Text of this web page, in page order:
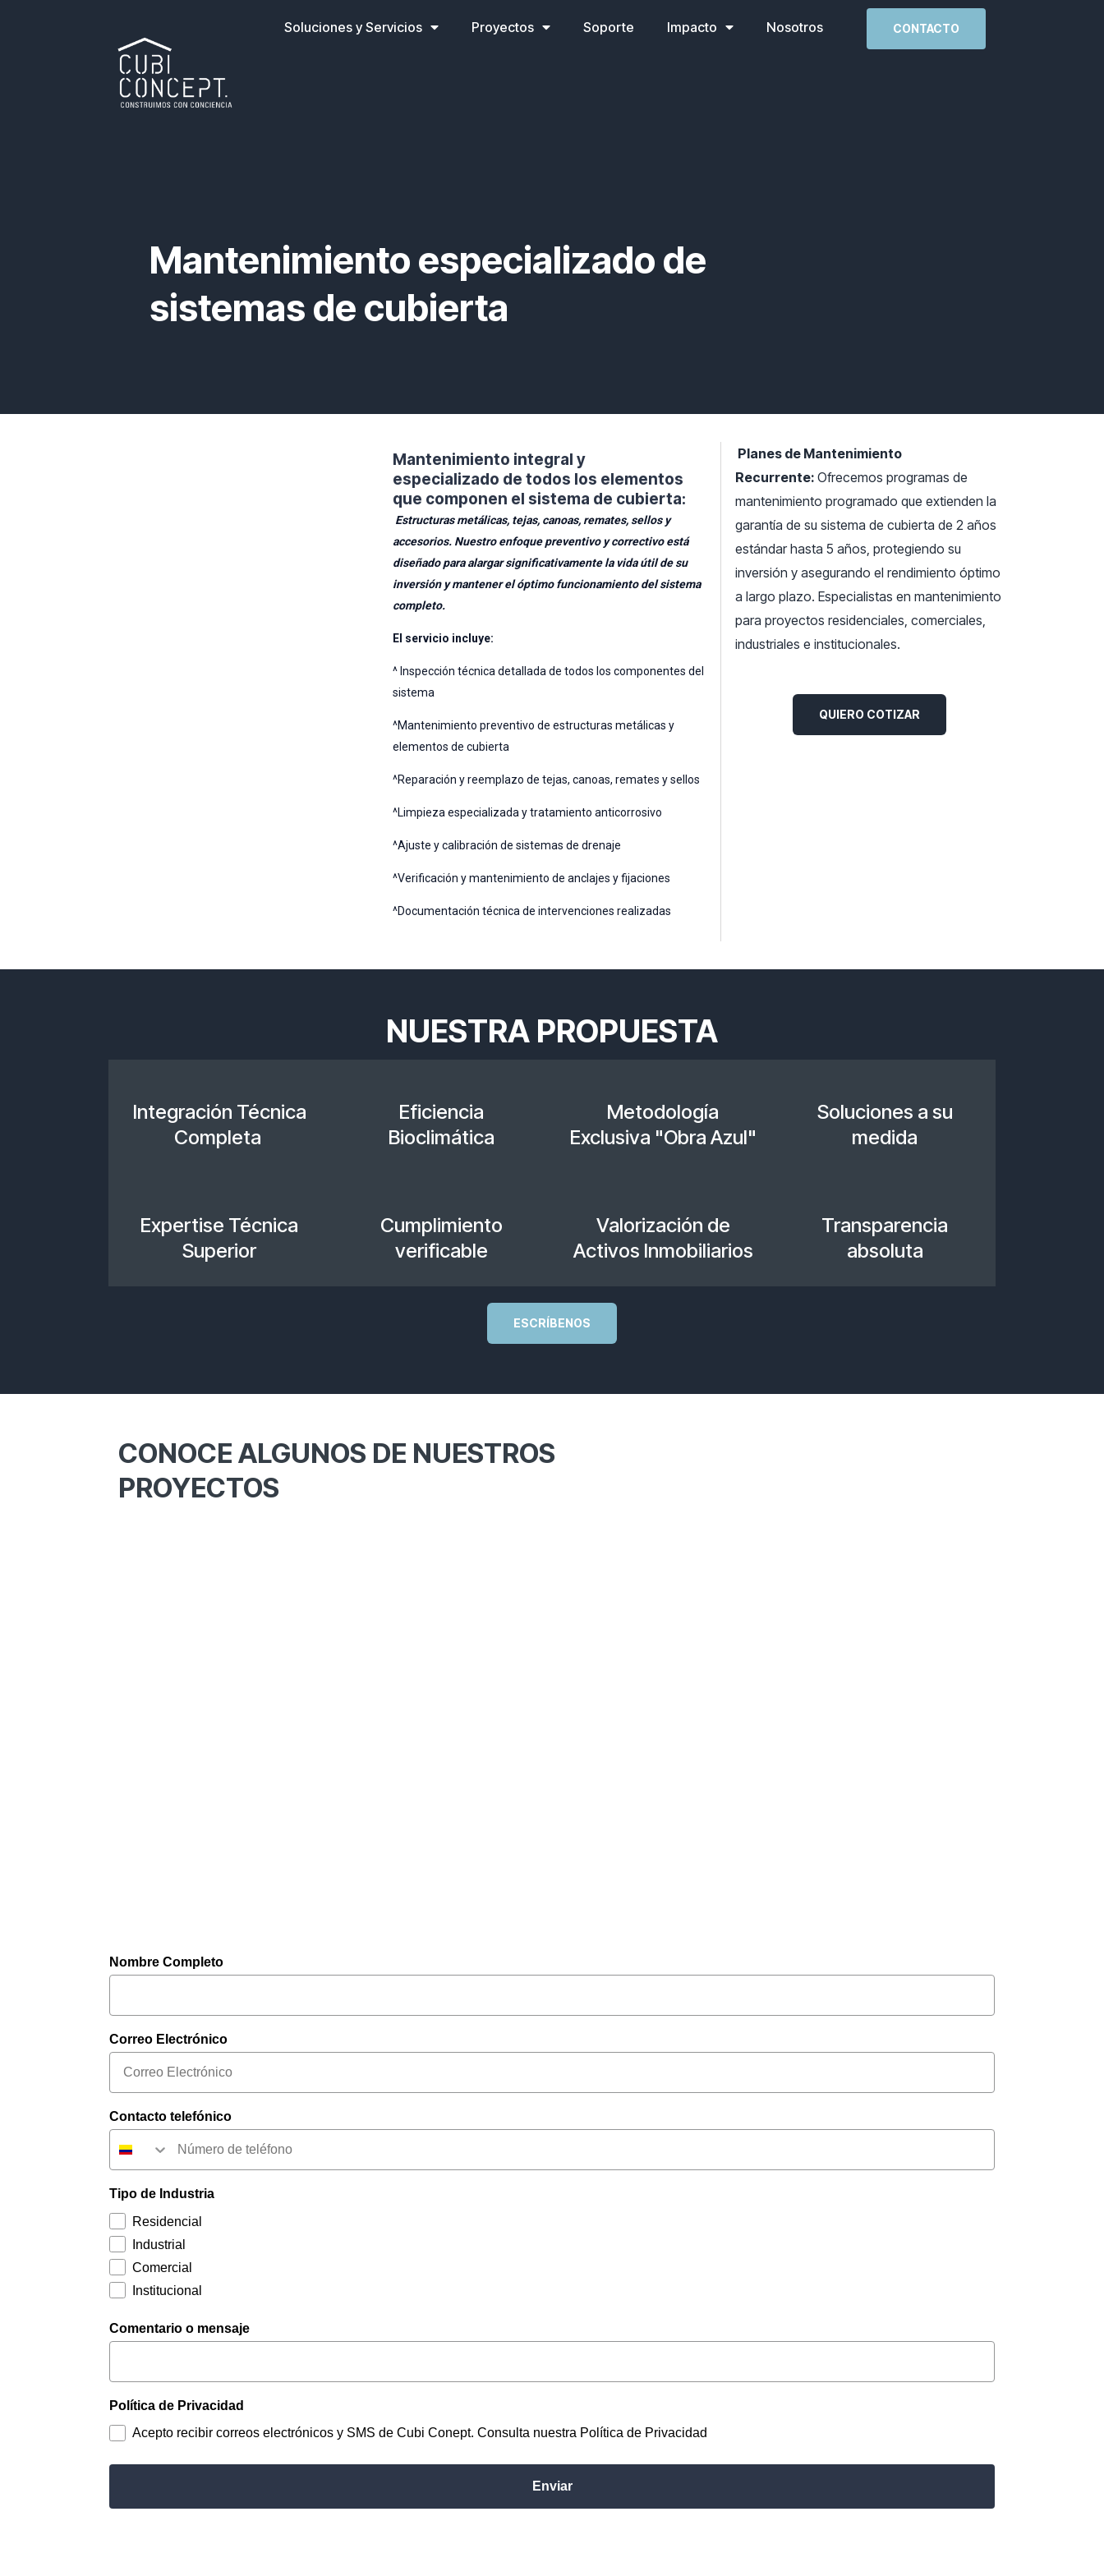
Soluciones y Servicios Proyectos Soporte Impacto Nosotros CONTACTO
Mantenimiento especializado de
sistemas de cubierta
Mantenimiento integral y
especializado de todos los elementos
que componen el sistema de cubierta:
Estructuras metálicas, tejas, canoas, remates, sellos y
accesorios. Nuestro enfoque preventivo y correctivo está
diseñado para alargar significativamente la vida útil de su
inversión y mantener el óptimo funcionamiento del sistema
completo.
El servicio incluye:
^ Inspección técnica detallada de todos los componentes del
sistema
^Mantenimiento preventivo de estructuras metálicas y
elementos de cubierta
^Reparación y reemplazo de tejas, canoas, remates y sellos
^Limpieza especializada y tratamiento anticorrosivo
^Ajuste y calibración de sistemas de drenaje
^Verificación y mantenimiento de anclajes y fijaciones
^Documentación técnica de intervenciones realizadas
Planes de Mantenimiento
Recurrente: Ofrecemos programas de
mantenimiento programado que extienden la
garantía de su sistema de cubierta de 2 años
estándar hasta 5 años, protegiendo su
inversión y asegurando el rendimiento óptimo
a largo plazo. Especialistas en mantenimiento
para proyectos residenciales, comerciales,
industriales e institucionales.
QUIERO COTIZAR
NUESTRA PROPUESTA
Integración Técnica
Completa
Eficiencia
Bioclimática
Metodología
Exclusiva "Obra Azul"
Soluciones a su
medida
Expertise Técnica
Superior
Cumplimiento
verificable
Valorización de
Activos Inmobiliarios
Transparencia
absoluta
ESCRÍBENOS
CONOCE ALGUNOS DE NUESTROS
PROYECTOS
Nombre Completo
Correo Electrónico
Contacto telefónico
Tipo de Industria
Residencial
Industrial
Comercial
Institucional
Comentario o mensaje
Política de Privacidad
Acepto recibir correos electrónicos y SMS de Cubi Conept. Consulta nuestra Política de Privacidad
Enviar